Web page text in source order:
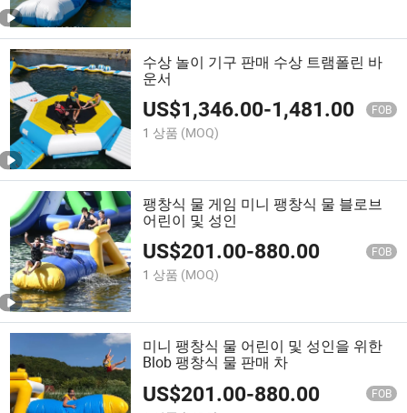
수상 놀이 기구 판매 수상 트램폴린 바
운서
US$1,346.00-1,481.00 FOB
1 상품 (MOQ)
팽창식 물 게임 미니 팽창식 물 블로브
어린이 및 성인
US$201.00-880.00 FOB
1 상품 (MOQ)
미니 팽창식 물 어린이 및 성인을 위한
Blob 팽창식 물 판매 차
US$201.00-880.00 FOB